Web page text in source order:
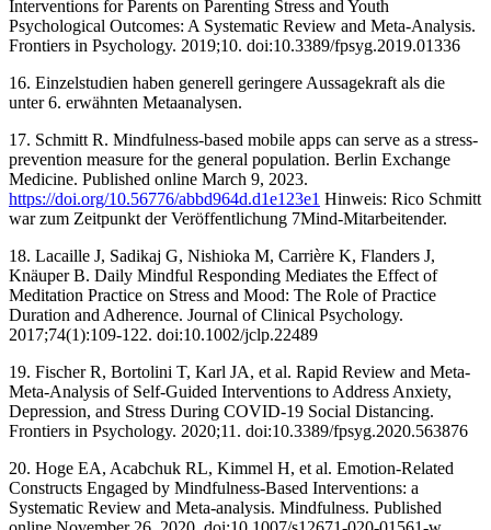
Interventions for Parents on Parenting Stress and Youth
Psychological Outcomes: A Systematic Review and Meta-Analysis.
Frontiers in Psychology. 2019;10. doi:10.3389/fpsyg.2019.01336 ‌
16. Einzelstudien haben generell geringere Aussagekraft als die
unter 6. erwähnten Metaanalysen.
17. Schmitt R. Mindfulness-based mobile apps can serve as a stress-
prevention measure for the general population. Berlin Exchange
Medicine. Published online March 9, 2023.
https://doi.org/10.56776/abbd964d.d1e123e1 Hinweis: Rico Schmitt
war zum Zeitpunkt der Veröffentlichung 7Mind-Mitarbeitender.
18. Lacaille J, Sadikaj G, Nishioka M, Carrière K, Flanders J,
Knäuper B. Daily Mindful Responding Mediates the Effect of
Meditation Practice on Stress and Mood: The Role of Practice
Duration and Adherence. Journal of Clinical Psychology.
2017;74(1):109-122. doi:10.1002/jclp.22489 ‌
19. Fischer R, Bortolini T, Karl JA, et al. Rapid Review and Meta-
Meta-Analysis of Self-Guided Interventions to Address Anxiety,
Depression, and Stress During COVID-19 Social Distancing.
Frontiers in Psychology. 2020;11. doi:10.3389/fpsyg.2020.563876 ‌
20. Hoge EA, Acabchuk RL, Kimmel H, et al. Emotion-Related
Constructs Engaged by Mindfulness-Based Interventions: a
Systematic Review and Meta-analysis. Mindfulness. Published